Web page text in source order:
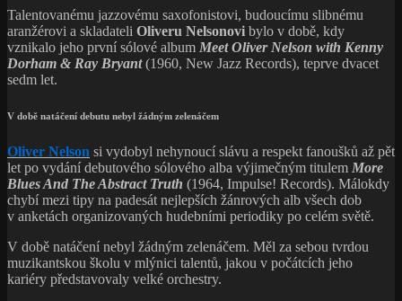
Talentovanému jazzovému saxofonistovi, budoucímu slibnému
aranžérovi a skladateli Oliveru Nelsonovi bylo v době, kdy
vznikalo jeho první sólové album Meet Oliver Nelson with Kenny
Dorham & Ray Bryant(1960, New Jazz Records), teprve dvacet
sedm let.
V době natáčení debutu nebyl žádným zelenáčem
Oliver Nelson si vydobyl nehynoucí slávu a respekt fanoušků až pět
let po vydání debutového sólového alba výjimečným titulem More
Blues And The Abstract Truth (1964, Impulse! Records). Málokdy
chybí mezi tipy na padesát nejlepších žánrových alb všech dob
v anketách organizovaných hudebními periodiky po celém světě.
V době natáčení nebyl žádným zelenáčem. Měl za sebou tvrdou
muzikantskou školu v mlýnici talentů, jakou v počátcích jeho
kariéry představovaly velké orchestry.